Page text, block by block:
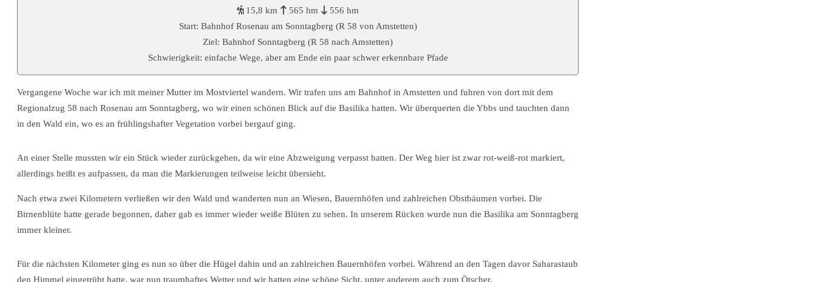
15,8 km
565 hm
556 hm
Start: Bahnhof Rosenau am Sonntagberg (R 58 von Amstetten)
Ziel: Bahnhof Sonntagberg (R 58 nach Amstetten)
Schwierigkeit: einfache Wege, aber am Ende ein paar schwer erkennbare Pfade
Vergangene Woche war ich mit meiner Mutter im Mostviertel wandern. Wir trafen uns am Bahnhof in Amstetten und fuhren von dort mit dem
Regionalzug 58 nach Rosenau am Sonntagberg, wo wir einen schönen Blick auf die Basilika hatten. Wir überquerten die Ybbs und tauchten dann
in den Wald ein, wo es an frühlingshafter Vegetation vorbei bergauf ging.
An einer Stelle mussten wir ein Stück wieder zurückgehen, da wir eine Abzweigung verpasst hatten. Der Weg hier ist zwar rot-weiß-rot markiert,
allerdings heißt es aufpassen, da man die Markierungen teilweise leicht übersieht.
Nach etwa zwei Kilometern verließen wir den Wald und wanderten nun an Wiesen, Bauernhöfen und zahlreichen Obstbäumen vorbei. Die
Birnenblüte hatte gerade begonnen, daher gab es immer wieder weiße Blüten zu sehen. In unserem Rücken wurde nun die Basilika am Sonntagberg
immer kleiner.
Für die nächsten Kilometer ging es nun so über die Hügel dahin und an zahlreichen Bauernhöfen vorbei. Während an den Tagen davor Saharastaub
den Himmel eingetrübt hatte, war nun traumhaftes Wetter und wir hatten eine schöne Sicht, unter anderem auch zum Ötscher.